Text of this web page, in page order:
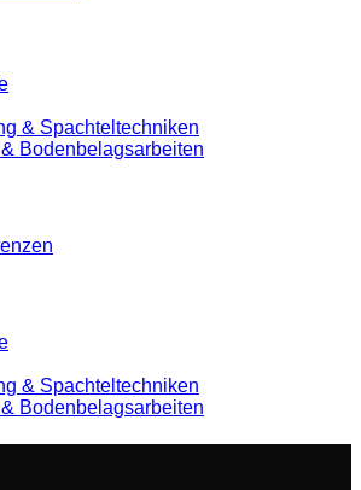
& Spachteltechniken
Bodenbelagsarbeiten
& Spachteltechniken
Bodenbelagsarbeiten